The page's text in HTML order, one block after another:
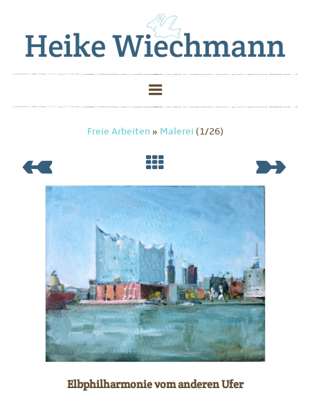
Freie Arbeiten » Malerei (1/26)
Elbphilharmonie vom anderen Ufer